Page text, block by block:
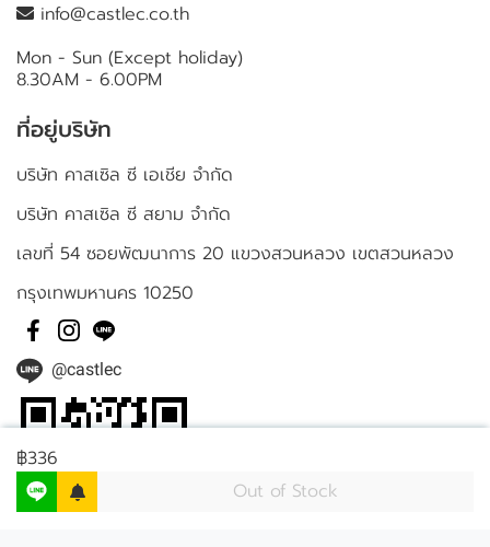
฿336
Out of Stock
info@castlec.co.th
Mon - Sun (Except holiday)
8.30AM - 6.00PM
ที่อยู่บริษัท
บริษัท คาสเซิล ซี เอเชีย จำกัด
บริษัท คาสเซิล ซี สยาม จำกัด
เลขที่ 54 ซอยพัฒนาการ 20 แขวงสวนหลวง เขตสวนหลวง
กรุงเทพมหานคร 10250
@castlec